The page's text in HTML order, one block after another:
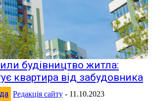
будівництво житла:
квартира від забудовника
Редакція сайту - 11.10.2023